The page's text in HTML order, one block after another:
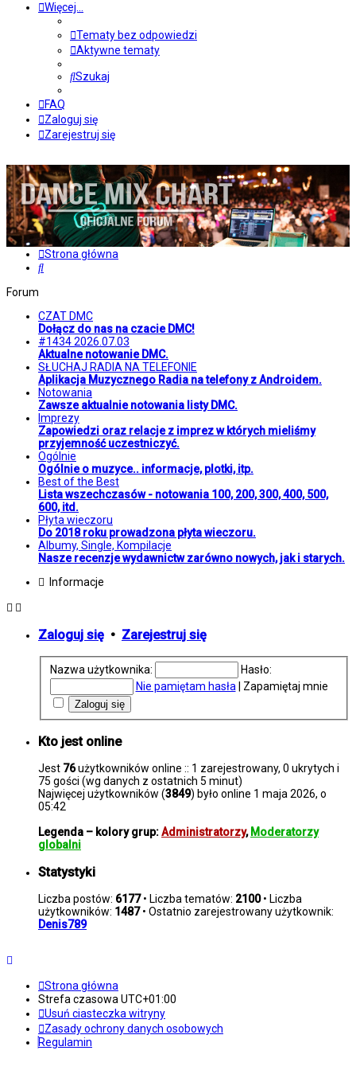
Więcej…
Tematy bez odpowiedzi
Aktywne tematy
Szukaj
FAQ
Zaloguj się
Zarejestruj się
Strona główna
Szukaj
Forum
CZAT DMC
Dołącz do nas na czacie DMC!
#1434 2026.07.03
Aktualne notowanie DMC.
SŁUCHAJ RADIA NA TELEFONIE
Aplikacja Muzycznego Radia na telefony z Androidem.
Notowania
Zawsze aktualnie notowania listy DMC.
Imprezy
Zapowiedzi oraz relacje z imprez w których mieliśmy
przyjemność uczestniczyć.
Ogólnie
Ogólnie o muzyce.. informacje, plotki, itp.
Best of the Best
Lista wszechczasów - notowania 100, 200, 300, 400, 500,
600, itd.
Płyta wieczoru
Do 2018 roku prowadzona płyta wieczoru.
Albumy, Single, Kompilacje
Nasze recenzje wydawnictw zarówno nowych, jak i starych.
Informacje
Zaloguj się • Zarejestruj się
Nazwa użytkownika:
Hasło:
Nie pamiętam hasła
Zapamiętaj mnie
Kto jest online
Jest 76użytkowników online :: 1 zarejestrowany, 0 ukrytych i
75 gości (wg danych z ostatnich 5 minut)
Najwięcej użytkowników (3849) było online 1 maja 2026, o
05:42
Legenda – kolory grup:Administratorzy, Moderatorzy
globalni
Statystyki
Liczba postów: 6177• Liczba tematów: 2100• Liczba
użytkowników: 1487• Ostatnio zarejestrowany użytkownik:
Denis789
Strona główna
Strefa czasowa UTC+01:00
Usuń ciasteczka witryny
Zasady ochrony danych osobowych
Regulamin